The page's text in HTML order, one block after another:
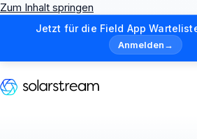
Zum Inhalt springen
Jetzt für die Field App
Anmelden→